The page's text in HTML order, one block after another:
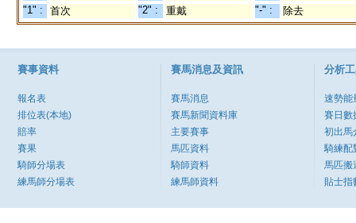
"1" :
首次 "2" : 重戴 "-" : 除去
賽事資料
報名表
排位表(本地)
賠率
賽果
騎師分場表
練馬師分場表
賽馬消息及資訊
賽馬消息
賽馬新聞資料庫
主要賽事
馬匹資料
騎師資料
練馬師資料
分析
速勢能
賽日數
初出馬
騎練配
馬匹搬
貼士指